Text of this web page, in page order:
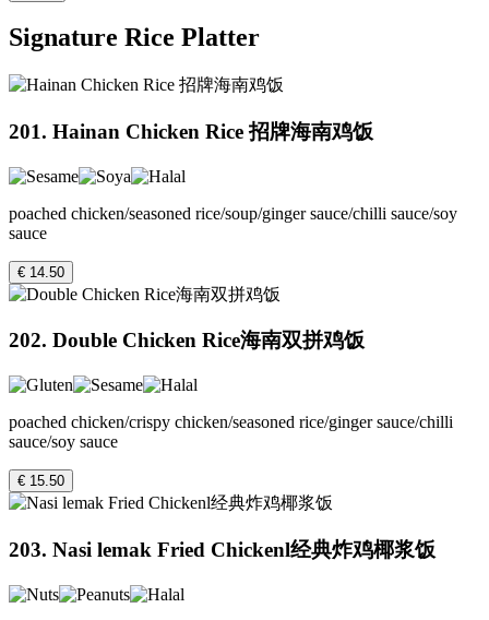
Signature Rice Platter
201. Hainan Chicken Rice 招牌海南鸡饭
poached chicken/seasoned rice/soup/ginger sauce/chilli sauce/soy
sauce
€ 14.50
202. Double Chicken Rice海南双拼鸡饭
poached chicken/crispy chicken/seasoned rice/ginger sauce/chilli
sauce/soy sauce
€ 15.50
203. Nasi lemak Fried Chickenl经典炸鸡椰浆饭